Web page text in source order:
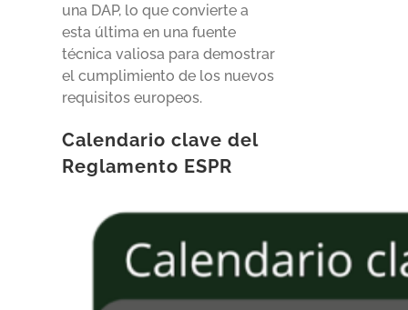
una DAP, lo que convierte a
esta última en una fuente
técnica valiosa para demostrar
el cumplimiento de los nuevos
requisitos europeos.
Calendario clave del
Reglamento ESPR